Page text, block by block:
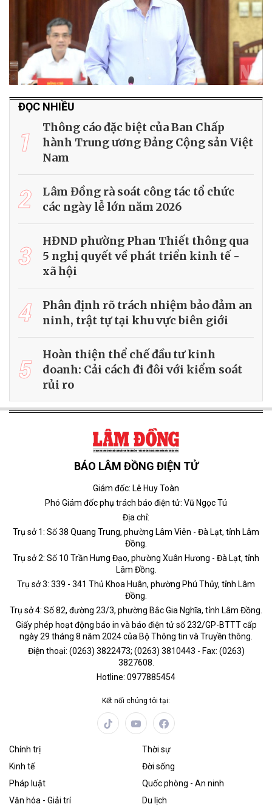
ĐỌC NHIỀU
1
Thông cáo đặc biệt của Ban Chấp
hành Trung ương Đảng Cộng sản Việt
Nam
2
Lâm Đồng rà soát công tác tổ chức
các ngày lễ lớn năm 2026
3
HĐND phường Phan Thiết thông qua
5 nghị quyết về phát triển kinh tế -
xã hội
4
Phân định rõ trách nhiệm bảo đảm an
ninh, trật tự tại khu vực biên giới
5
Hoàn thiện thể chế đầu tư kinh
doanh: Cải cách đi đôi với kiểm soát
rủi ro
BÁO LÂM ĐỒNG ĐIỆN TỬ
Giám đốc: Lê Huy Toàn
Phó Giám đốc phụ trách báo điện tử: Vũ Ngọc Tú
Địa chỉ:
Trụ sở 1: Số 38 Quang Trung, phường Lâm Viên - Đà Lạt, tỉnh Lâm
Đồng.
Trụ sở 2: Số 10 Trần Hưng Đạo, phường Xuân Hương - Đà Lạt, tỉnh
Lâm Đồng.
Trụ sở 3: 339 - 341 Thủ Khoa Huân, phường Phú Thủy, tỉnh Lâm
Đồng.
Trụ sở 4: Số 82, đường 23/3, phường Bắc Gia Nghĩa, tỉnh Lâm Đồng.
Giấy phép hoạt động báo in và báo điện tử số 232/GP-BTTT cấp
ngày 29 tháng 8 năm 2024 của Bộ Thông tin và Truyền thông.
Điện thoại: (0263) 3822473; (0263) 3810443 - Fax: (0263)
3827608.
Hotline: 0977885454
Kết nối chúng tôi tại:
Chính trị
Thời sự
Kinh tế
Đời sống
Pháp luật
Quốc phòng - An ninh
Văn hóa - Giải trí
Du lịch